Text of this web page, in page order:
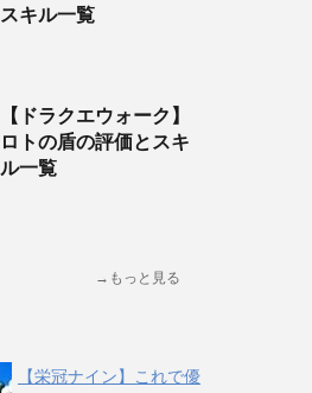
スキル一覧
【ドラクエウォーク】
ロトの盾の評価とスキ
ル一覧
→もっと見る
【栄冠ナイン】これで優